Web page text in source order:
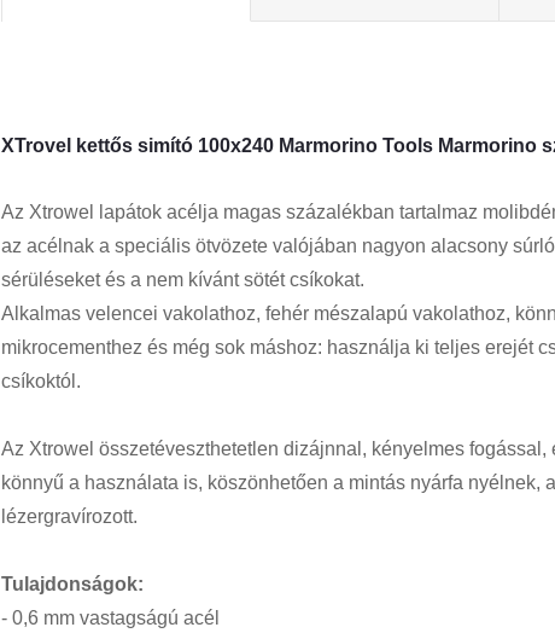
XTrovel kettős simító 100x240 Marmorino Tools Marmorino
Az Xtrowel lapátok acélja magas százalékban tartalmaz
az acélnak a speciális ötvözete valójában nagyon alacsony
sérüléseket és a nem kívánt sötét csíkokat.
Alkalmas velencei vakolathoz, fehér mészalapú vakolathoz,
mikrocementhez és még sok máshoz: használja ki teljes erejét
csíkoktól.
Az Xtrowel összetéveszthetetlen dizájnnal, kényelmes
könnyű a használata is, köszönhetően a mintás nyárfa nyélnek,
lézergravírozott.
Tulajdonságok:
- 0,6 mm vastagságú acél